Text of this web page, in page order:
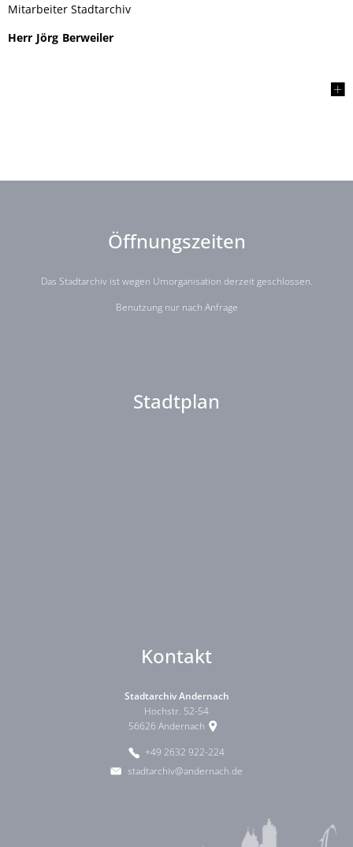
Mitarbeiter Stadtarchiv
Herr Jörg Berweiler
Öffnungszeiten
Das Stadtarchiv ist wegen Umorganisation derzeit geschlossen.
Benutzung nur nach Anfrage
Stadtplan
Kontakt
Stadtarchiv Andernach
Hochstr. 52-54
56626 Andernach
+49 2632 922-224
stadtarchiv@andernach.de